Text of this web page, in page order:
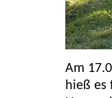
Am
hieß